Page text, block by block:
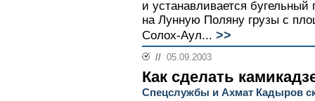
и устанавливается
на Лунную Поляну грузы с
Солох-Аул... >>
// 05.09.2003
Как сделать
Спецслужбы и Ахмат Кадыров